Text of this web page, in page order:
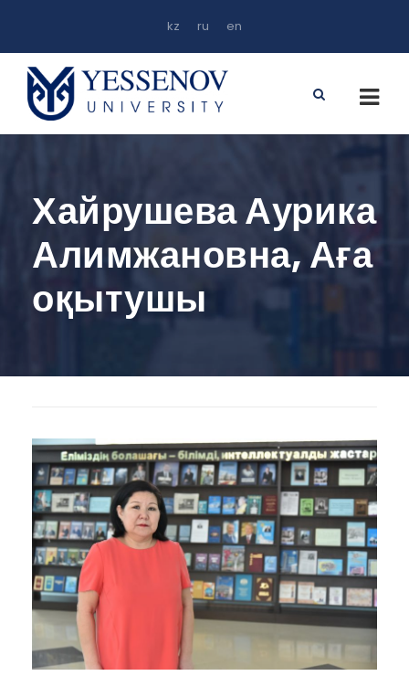
kz ru en
Хайрушева Аурика
Алимжановна, Аға
оқытушы